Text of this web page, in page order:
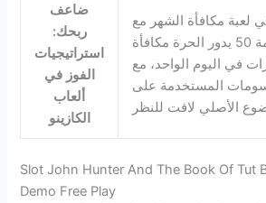
ضاعف
ربحك:
استراتيجيات
الفوز في
ألعاب
الكازينو
لعبة مكافأة الشهر مع
160% وضخمة 50 يدور الحرة مكافأة
في اليوم الواحد، مع
3د الرسومات المستخدمة على
Slot John Hunter And The Book Of Tut
Demo Free Play